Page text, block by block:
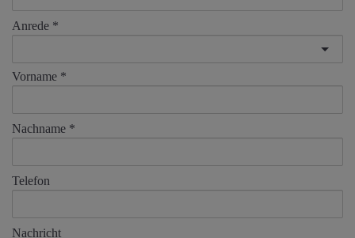
Anrede
Vorname
Nachname
Telefon
Nachricht